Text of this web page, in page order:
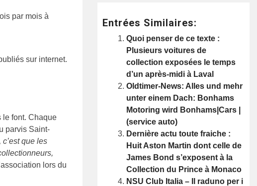
par mois à
sur internet.
le font. Chaque
parvis Saint-
que les
lors du
Entrées Similaires:
Quoi penser de ce texte :
Plusieurs voitures de
collection exposées le temps
d’un après-midi à Laval
Oldtimer-News: Alles und mehr
unter einem Dach: Bonhams
Motoring wird Bonhams|Cars |
(service auto)
Dernière actu toute fraiche :
Huit Aston Martin dont celle de
James Bond s’exposent à la
Collection du Prince à Monaco
NSU Club Italia – Il raduno per i